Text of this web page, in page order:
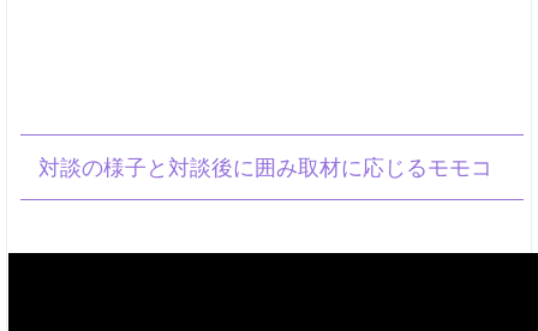
対談の様子と対談後に囲み取材に応じるモモコ